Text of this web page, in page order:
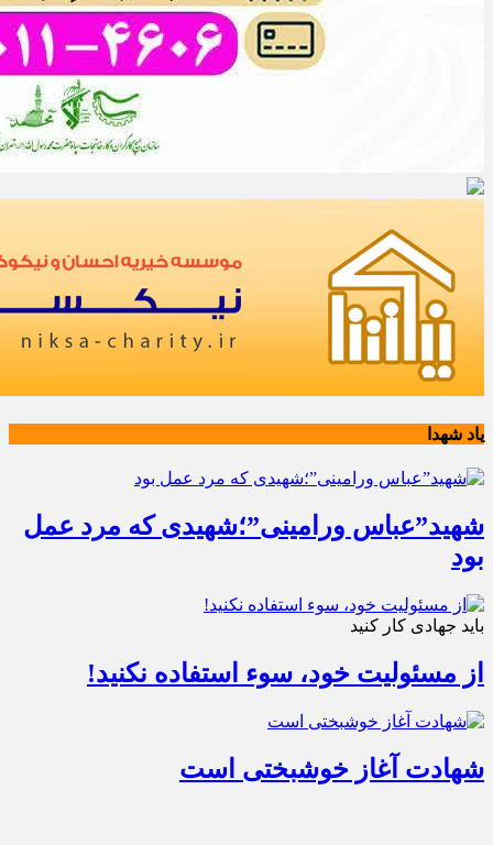
یاد شهدا
شهید”عباس ورامینی”؛شهیدی که مرد عمل
بود
باید جهادی کار کنید
از مسئولیت خود، سوء استفاده نکنید!
شهادت آغاز خوشبختی است